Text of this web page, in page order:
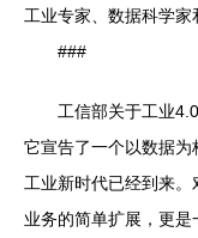
工业专家、数据科学家
###
工信部关于工业
它宣告了一个以数据
工业新时代已经到来
业务的简单扩展，更